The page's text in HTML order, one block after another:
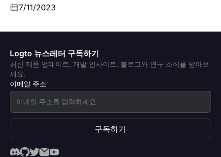
7/11/2023
Logto 뉴스레터 구독하기
최신 제품 업데이트, 개발 인사이트, 블로그와 연구 소식을 받아보
세요.
이메일 주소
구독하기